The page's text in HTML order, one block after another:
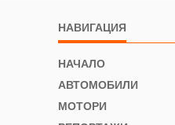
НАВИГАЦИЯ
НАЧАЛО
АВТОМОБИЛИ
МОТОРИ